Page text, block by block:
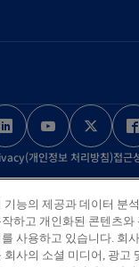
o
p
e
s
i
o
p
e
s
i
o
p
e
s
i
개인정보 처리방침)접근
Accounting Corp., a
firm of the KPMG global
affiliated with KPMG
limited by guarantee.
기능의 제공과 데이터 분
하고 개인화된 콘텐츠와
사용하고 있습니다. 회
사의 소셜 미디어, 광고